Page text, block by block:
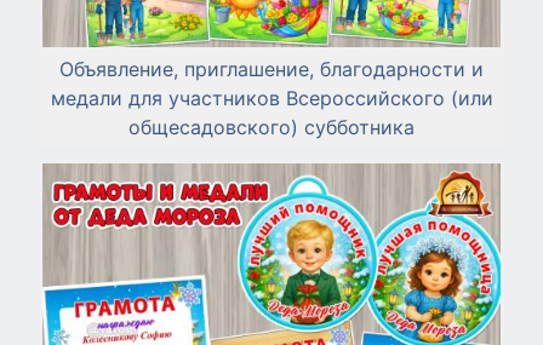
Объявление, приглашение, благодарности и
медали для участников Всероссийского (или
общесадовского) субботника